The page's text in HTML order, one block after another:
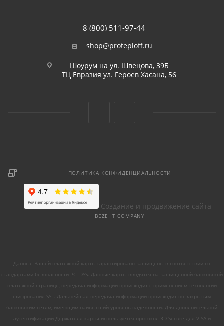
8 (800) 511-97-44
shop@proteploff.ru
Шоурум на ул. Швецова, 39Б
ТЦ Евразия ул. Героев Хасана, 56
ПОЛИТИКА КОНФИДЕНЦИАЛЬНОСТИ
Создание и продвижение сайта -
BEZE IT COMPANY
Данные Вашей платежной карты гарантировано защищены в соответствии со
стандартами безопасности PCI DSS. Данные карты вводятся на защищенной банковской
платежной странице, передача информации происходит с применением технологии
шифрования SSL. Дальнейшая передача информации происходит по закрытым
банковским сетям, имеющим наивысший уровень надежности. Для дополнительной
аутентификации Держателя карты используется протокол 3D-Secure для VISA и